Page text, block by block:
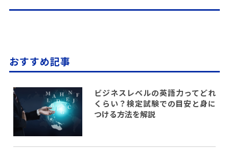
おすすめ記事
ビジネスレベルの英語力ってどれ
くらい？検定試験での目安と身に
つける方法を解説